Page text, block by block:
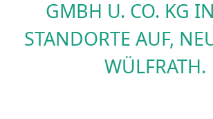
GMBH U. CO. KG
STANDORTE AUF,
WÜLFRATH.